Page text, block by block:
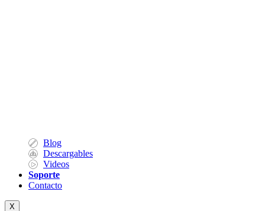
Blog
Descargables
Videos
Soporte
Contacto
X